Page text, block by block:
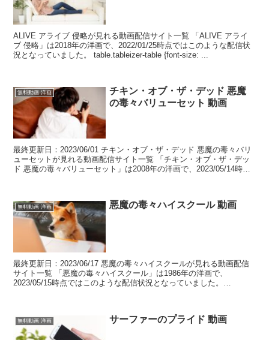
ALIVE アライブ 侵略が見れる動画配信サイト一覧 「ALIVE アライ
ブ 侵略」は2018年の洋画で、2022/01/25時点ではこのような配信状
況となっていました。 table.tableizer-table {font-size: ...
無料動画 洋画
チキン・オブ・ザ・デッド 悪魔
の毒々バリューセット 動画
最終更新日：2023/06/01 チキン・オブ・ザ・デッド 悪魔の毒々バリ
ューセットが見れる動画配信サイト一覧 「チキン・オブ・ザ・デッ
ド 悪魔の毒々バリューセット」は2008年の洋画で、2023/05/14時点
無料動画 洋画 悪魔の毒々ハイスクール 動画
最終更新日：2023/06/17 悪魔の毒々ハイスクールが見れる動画配信
サイト一覧 「悪魔の毒々ハイスクール」は1986年の洋画で、
2023/05/15時点ではこのような配信状況となっていました。
無料動画 洋画 サーファーのプライド 動画